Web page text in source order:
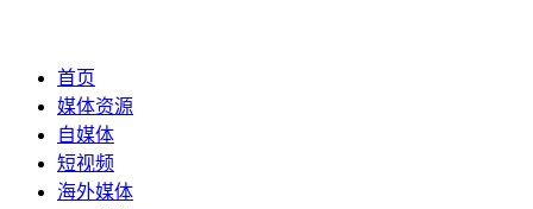
首页
媒体资源
自媒体
短视频
海外媒体